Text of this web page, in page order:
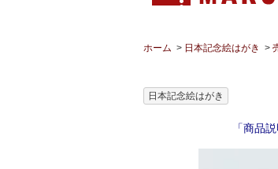
ホーム > 日本記念絵はがき >
日本記念絵はがき
「商品